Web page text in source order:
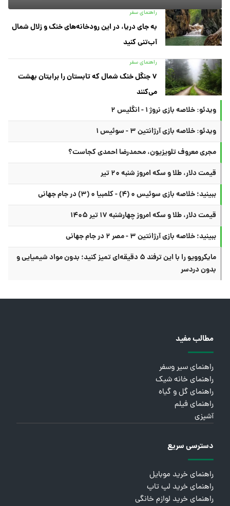
راهنمای سفر
به جای دریا، در این رودخانه‌های خنک و زلال شمال
آب‌تنی کنید
راهنمای سفر
۷ جنگل خنک شمال که تابستان را برایتان بهشت
می‌کنند
ویدئو: خلاصه بازی نروژ ۱ - انگلیس ۲
ویدئو: خلاصه بازی آرژانتین ۳ - سوئیس ۱
مجری معروف تلویزیون، محمدرضا احمدی کجاست؟
قیمت دلار، طلا و سکه امروز شنبه ۲۰ تیر
ببینید؛ خلاصه بازی سوئیس ۰ (۴) - کلمبیا ۰ (۳) در جام جهانی
قیمت دلار، طلا و سکه امروز چهارشنبه ۱۷ تیر ۱۴۰۵
ببینید؛ خلاصه بازی آرژانتین ۳ - مصر ۲ در جام جهانی
مایکروویو را با این ترفند ۵ دقیقه‌ای تمیز کنید؛ بدون مواد شیمیایی و
بدون دردسر
مطالب مفید
راهنمای سیر وسفر
راهنمای خانه شیک
راهنمای گل و گیاه
راهنمای فیلم
آشپزی
دسترسی سریع
راهنمای خرید موبایل
راهنمای خرید لپ تاپ
راهنمای خرید لوازم خانگی